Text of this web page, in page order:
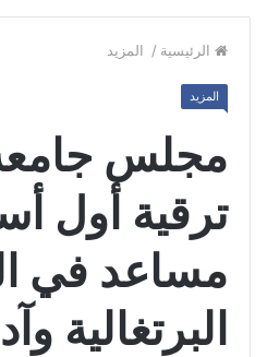
الرئيسية / المزيد
المزيد
مجلس
ترقية أول
مساعد في
البرتغالية